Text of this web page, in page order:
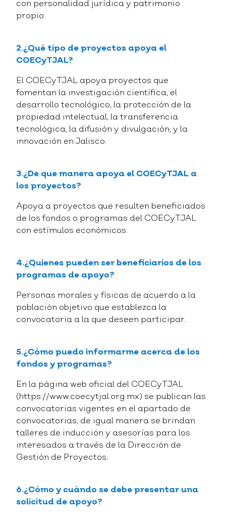
con personalidad jurídica y patrimonio
propio.
2.¿Qué tipo de proyectos apoya el
COECyTJAL?
El COECyTJAL apoya proyectos que
fomentan la investigación científica, el
desarrollo tecnológico, la protección de la
propiedad intelectual, la transferencia
tecnológica, la difusión y divulgación, y la
innovación en Jalisco.
3.¿De que manera apoya el COECyTJAL a
los proyectos?
Apoya a proyectos que resulten beneficiados
de los fondos o programas del COECyTJAL
con estímulos económicos.
4.¿Quienes pueden ser beneficiarios de los
programas de apoyo?
Personas morales y físicas de acuerdo a la
población objetivo que establezca la
convocatoria a la que deseen participar.
5.¿Cómo puedo informarme acerca de los
fondos y programas?
En la página web oficial del COECyTJAL
(https://www.coecytjal.org.mx) se publican las
convocatorias vigentes en el apartado de
convocatorias, de igual manera se brindan
talleres de inducción y asesorías para los
interesados a través de la Dirección de
Gestión de Proyectos.
6.¿Cómo y cuándo se debe presentar una
solicitud de apoyo?